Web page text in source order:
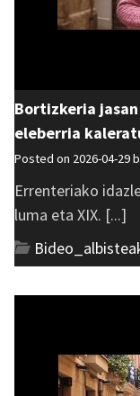
Bortizkeria
eleberria
Posted on 2026-04-29
Errenteriako
luma eta XIX. [...]